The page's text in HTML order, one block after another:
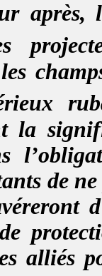
après,
la
de
alliés